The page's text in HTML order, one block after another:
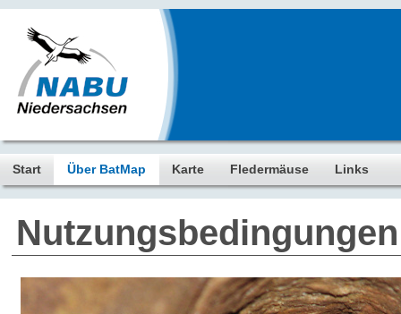
Start Über BatMap Karte Fledermäuse Links
Nutzungsbedingungen